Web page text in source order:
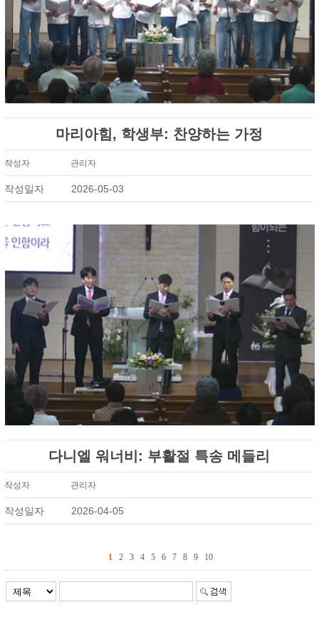
마리아힘, 학생부: 찬양하는 가정
작성자 관리자
작성일자 2026-05-03
다니엘 워너비: 부활절 특송 메들리
작성자 관리자
작성일자 2026-04-05
1 2 3 4 5 6 7 8 9 10